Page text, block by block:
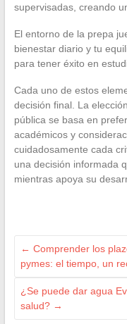
supervisadas, creando
El entorno de la prepa
bienestar diario y tu
para tener éxito en
Cada uno de estos
decisión final. La
pública se basa en
académicos y
cuidadosamente cada
una decisión informada
mientras apoya su
← Comprender los
pymes: el tiempo, un
¿Se puede dar agua
salud? →